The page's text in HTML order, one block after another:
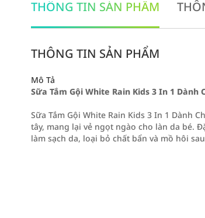
THÔNG TIN SẢN PHẨM
THÔNG TIN SẢN PHẨM
Mô Tả
Sữa Tắm Gội White Rain Kids 3 In 1 Dành
Sữa Tắm Gội White Rain Kids 3 In 1 Dành
tây, mang lại vẻ ngọt ngào cho làn da bé.
làm sạch da, loại bỏ chất bẩn và mồ hôi